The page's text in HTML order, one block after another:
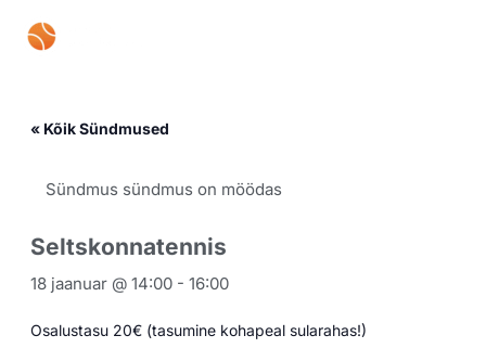
« Kõik Sündmused
Sündmus sündmus on möödas
Seltskonnatennis
18 jaanuar @ 14:00 -16:00
Osalustasu 20€ (tasumine kohapeal sularahas!)